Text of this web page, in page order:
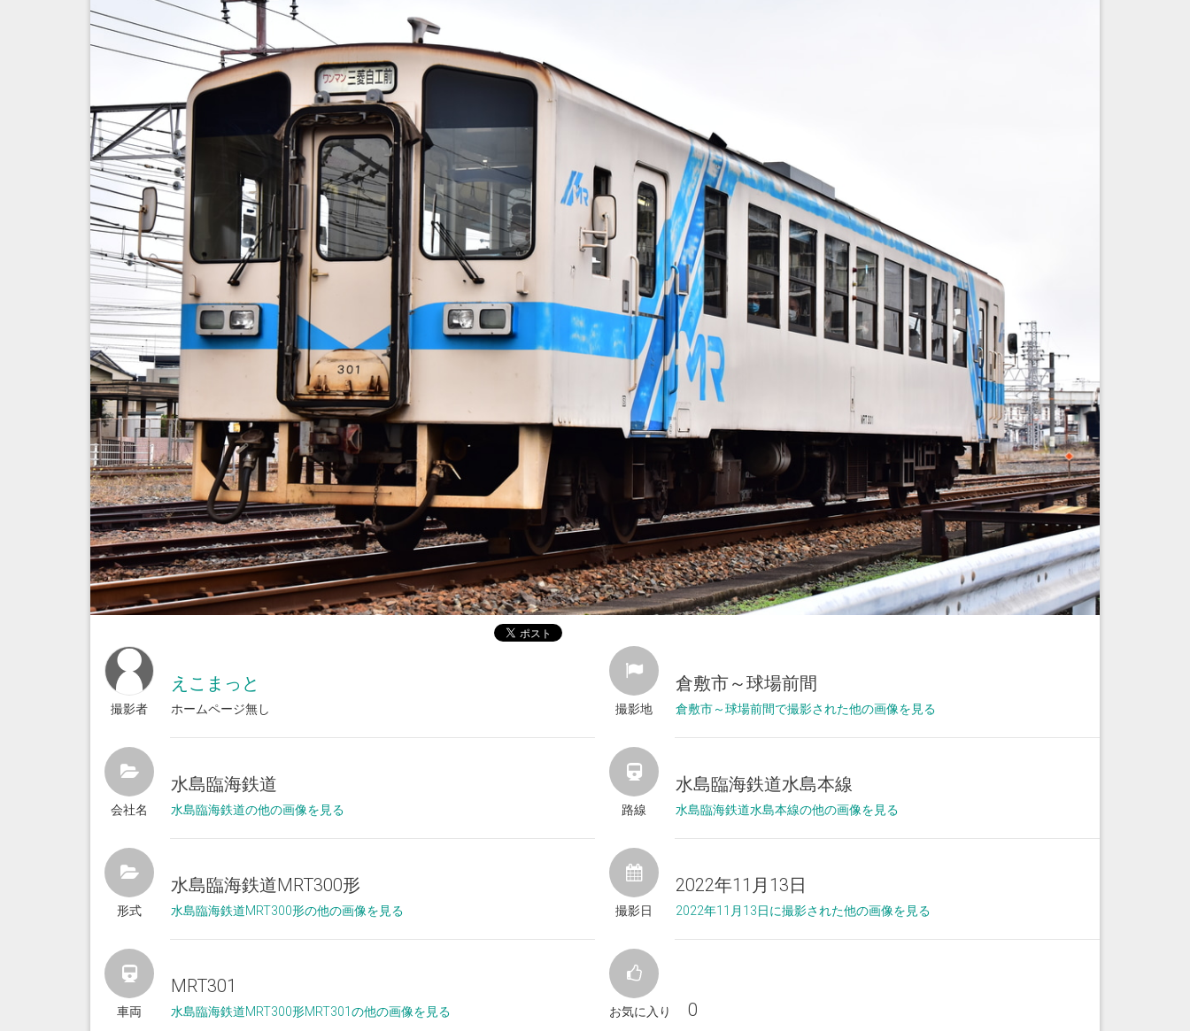
撮影者
えこまっと
ホームページ無し
会社名
水島臨海鉄道
水島臨海鉄道の他の画像を見る
形式
水島臨海鉄道MRT300形
水島臨海鉄道MRT300形の他の画像を見る
車両
MRT301
水島臨海鉄道MRT300形MRT301の他の画像を見る
撮影地
倉敷市～球場前間
倉敷市～球場前間で撮影された他の画像を見る
路線
水島臨海鉄道水島本線
水島臨海鉄道水島本線の他の画像を見る
撮影日
2022年11月13日
2022年11月13日に撮影された他の画像を見る
お気に入り 0